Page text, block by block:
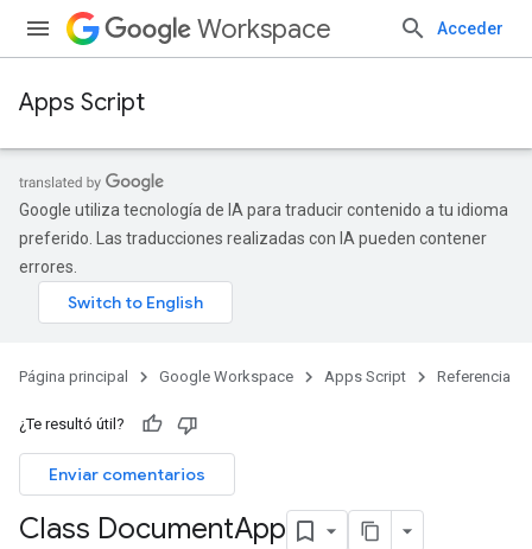
Workspace Acceder
Apps Script
Google utiliza tecnología de IA para traducir contenido a tu idioma
preferido. Las traducciones realizadas con IA pueden contener
errores.
Página principal Google Workspace Apps Script Referencia
¿Te resultó útil?
Enviar comentarios
Class DocumentApp